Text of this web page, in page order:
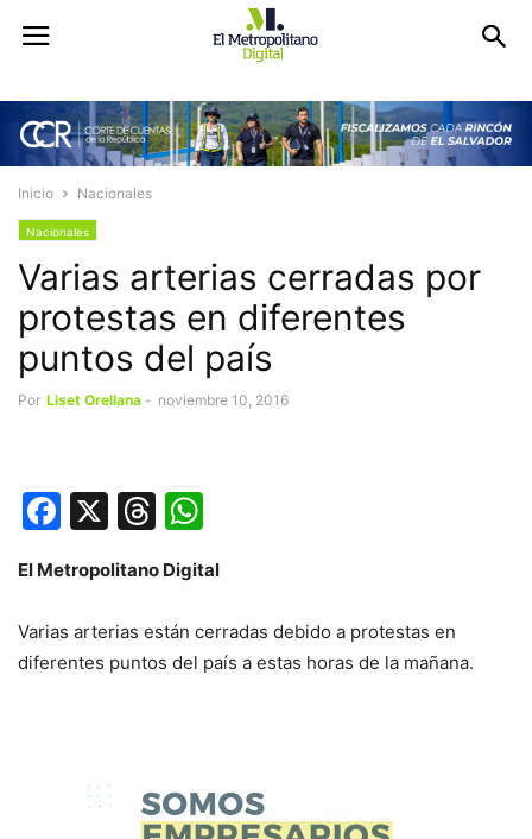
Inicio Nacionales
Nacionales
Varias arterias cerradas por
protestas en diferentes
puntos del país
Por Liset Orellana - noviembre 10, 2016
Facebook
X Threads
El Metropolitano Digital
Varias arterias están cerradas debido a protestas en
diferentes puntos del país a estas horas de la mañana.